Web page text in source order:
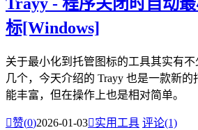
Trayy - 程序关闭时自动
标[Windows]
关于最小化到托管图标的工具其实有
几个，今天介绍的 Trayy 也是一款新
能丰富，但在操作上也是相对简单。
赞(0)2026-01-03实用工具 评论(1)